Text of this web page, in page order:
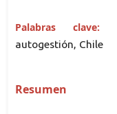
Palabras clave:
autogestión, Chile
Resumen